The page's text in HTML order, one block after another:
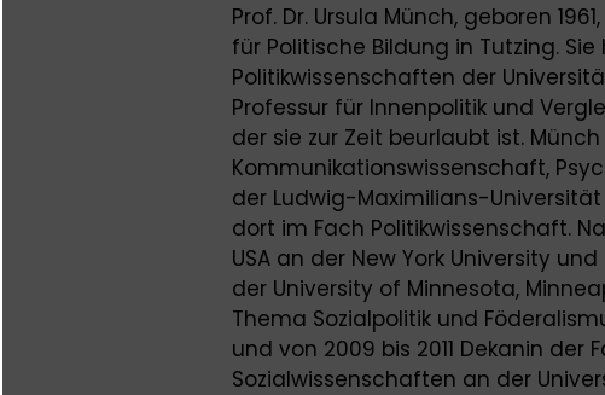
Prof. Dr. Ursula Münch, geboren
für Politische Bildung in Tutzing.
Politikwissenschaften der
Professur für Innenpolitik und
der sie zur Zeit beurlaubt ist.
Kommunikationswissenschaft,
der Ludwig-Maximilians-
dort im Fach Politikwissenschaft.
USA an der New York University
der University of Minnesota,
Thema Sozialpolitik und
und von 2009 bis 2011 Dekanin
Sozialwissenschaften an der